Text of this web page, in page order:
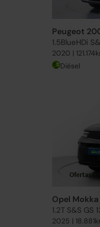
Peugeot
1.5BlueHDi
2020 |
Diésel
Ofertas
Opel Mokka
1.2T S&S GS
2025 |